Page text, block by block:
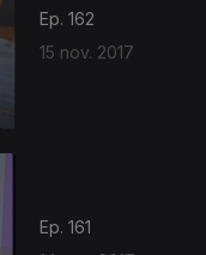
Ep. 162
15 nov. 2017
Ep. 161